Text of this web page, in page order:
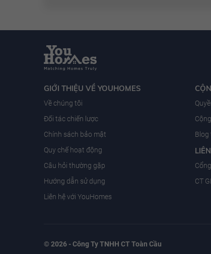
GIỚI THIỆU VỀ YOUHOMES
Về chúng tôi
Đối tác chiến lược
Chính sách bảo mật
Quy chế hoạt động
Câu hỏi thường gặp
Hướng dẫn sử dụng
Liên hệ với YouHomes
Blog
CT
© 2026 - Công Ty TNHH CT Toàn Cầu